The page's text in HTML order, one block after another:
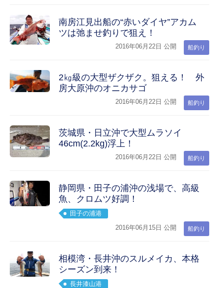
南房江見出船の“赤いダイヤ”アカム
ツは弛ませ釣りで狙え！
船釣り
2016年06月22日 公開
2㎏級の大型ザクザク。狙える！ 外
房大原沖のオニカサゴ
船釣り
2016年06月22日 公開
茨城県・日立沖で大型ムラソイ
46cm(2.2kg)浮上！
船釣り
2016年06月22日 公開
静岡県・田子の浦沖の浅場で、高級
魚、クロムツ好調！
田子の浦港
船釣り
2016年06月15日 公開
相模湾・長井沖のスルメイカ、本格
シーズン到来！
長井漆山港